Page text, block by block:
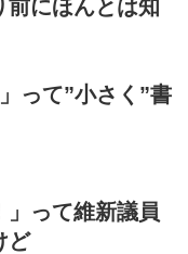
前にほんとは知
って”小さく”書
」って維新議員
ど